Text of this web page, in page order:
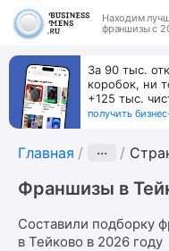
Находим
франшизы с
Пока все
месяц
получить
Главная ···
Франшизы в
Составили подборку
в Тейково в 2026 году